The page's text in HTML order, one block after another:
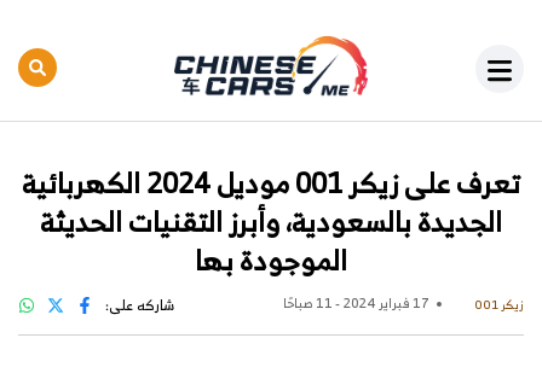
تعرف على زيكر 001 موديل 2024 الكهربائية
الجديدة بالسعودية، وأبرز التقنيات الحديثة
الموجودة بها
زيكر 001 17 فبراير 2024 - 11 صباحًا شاركه على: